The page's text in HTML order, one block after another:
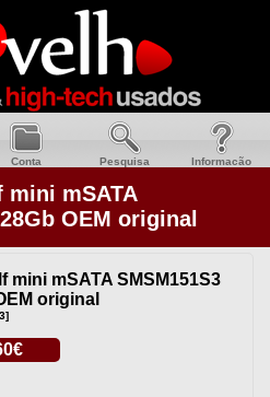
Conta Pesquisa Informacão
mini mSATA
OEM original
mini mSATA SMSM151S3
original